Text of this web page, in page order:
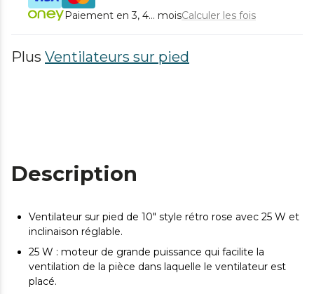
Paiement en 3, 4... moisCalculer les fois
Plus Ventilateurs sur pied
Description
Ventilateur sur pied de 10" style rétro rose avec 25 W et
inclinaison réglable.
25 W : moteur de grande puissance qui facilite la
ventilation de la pièce dans laquelle le ventilateur est
placé.